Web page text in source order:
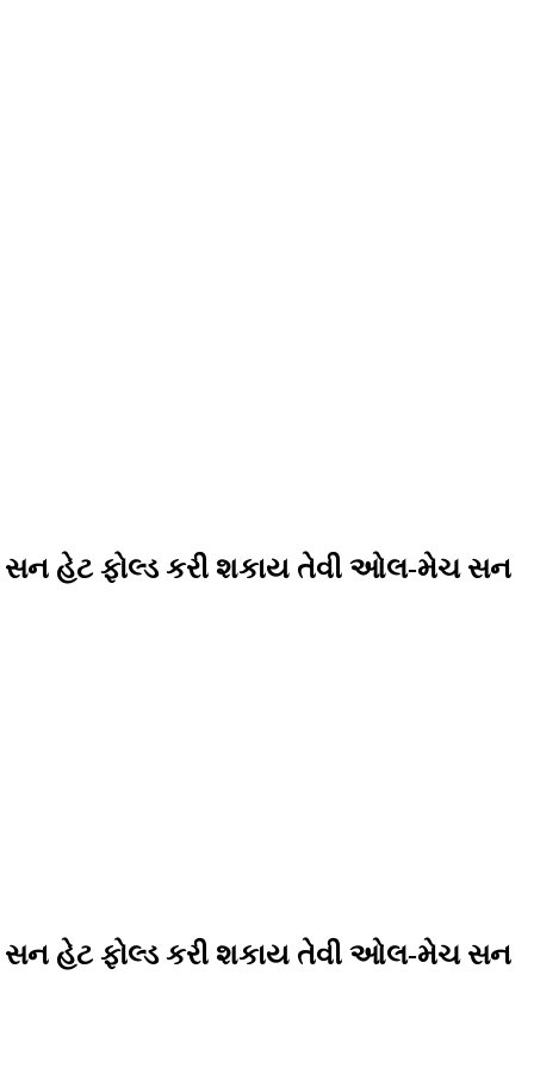
સન હેટ ફોલ્ડ કરી શકાય તેવી ઓલ-મેચ સન
સન હેટ ફોલ્ડ કરી શકાય તેવી ઓલ-મેચ સન